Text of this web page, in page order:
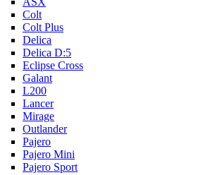
Colt
Colt Plus
Delica
Delica D:5
Eclipse Cross
Galant
L200
Lancer
Mirage
Outlander
Pajero
Pajero Mini
Pajero Sport